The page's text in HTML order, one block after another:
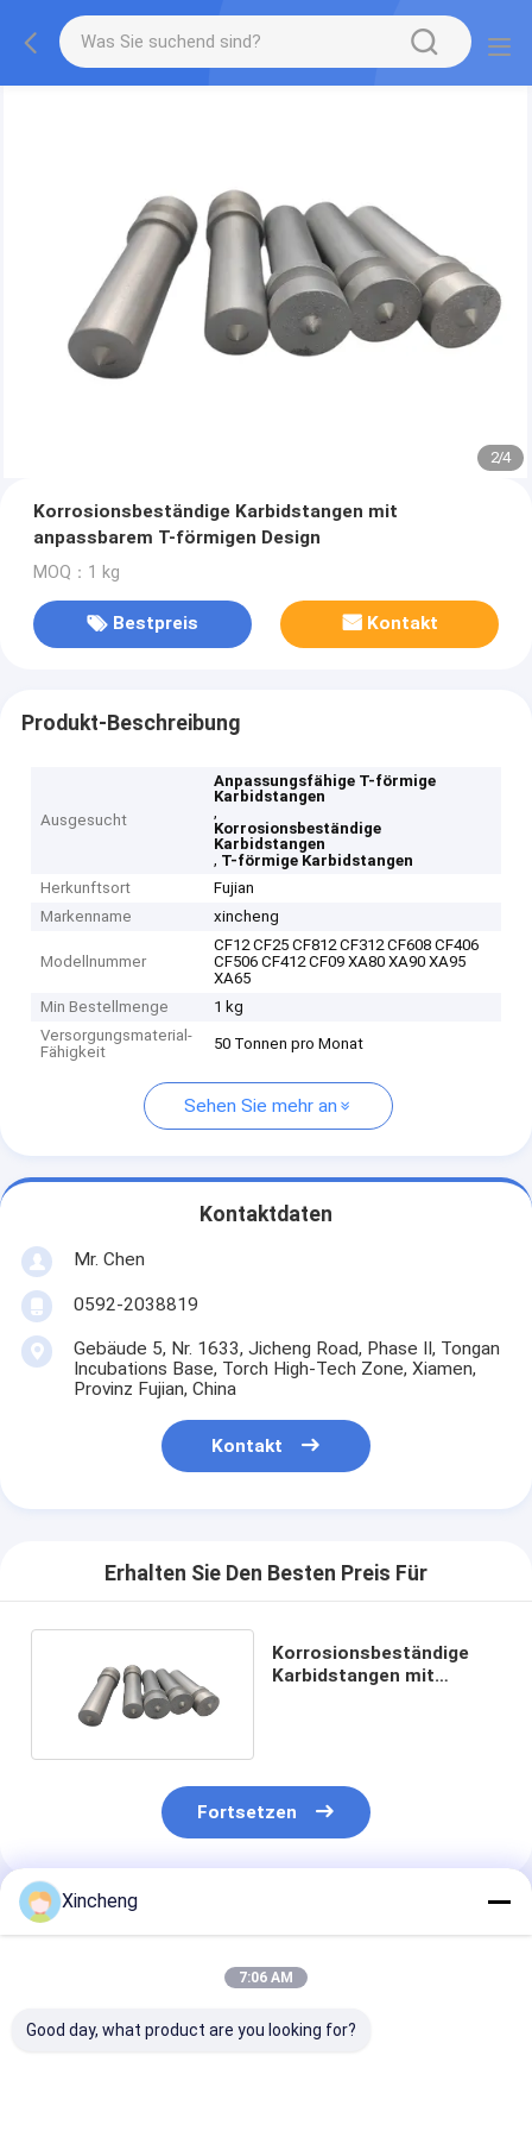
2/4
Korrosionsbeständige Karbidstangen mit
anpassbarem T-förmigen Design
MOQ：1 kg
Bestpreis Kontakt
Produkt-Beschreibung
Ausgesucht
Anpassungsfähige T-förmige
Karbidstangen
,
Korrosionsbeständige
Karbidstangen
, T-förmige Karbidstangen
Herkunftsort
Fujian
Markenname
xincheng
Modellnummer
CF12 CF25 CF812 CF312 CF608 CF406
CF506 CF412 CF09 XA80 XA90 XA95
XA65
Min Bestellmenge
1 kg
Versorgungsmaterial-
Fähigkeit
50 Tonnen pro Monat
Sehen Sie mehr an
Kontaktdaten
Mr. Chen
0592-2038819
Gebäude 5, Nr. 1633, Jicheng Road, Phase II, Tongan
Incubations Base, Torch High-Tech Zone, Xiamen,
Provinz Fujian, China
Kontakt
Erhalten Sie Den Besten Preis Für
Korrosionsbeständige
Karbidstangen mit
Fortsetzen
Empfohlene Produkte
Xincheng
7:06 AM
Good day, what product are you looking for?